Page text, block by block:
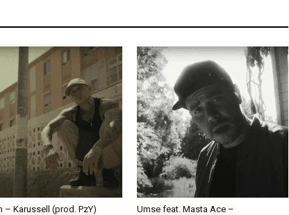
– Karussell (prod. PzY)
Umse feat. Masta Ace –